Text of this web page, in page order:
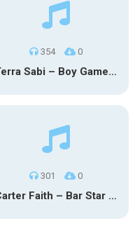
354 0
Terra Sabi – Boy Game X Marcia Cruz
301 0
Carter Faith – Bar Star Vevo